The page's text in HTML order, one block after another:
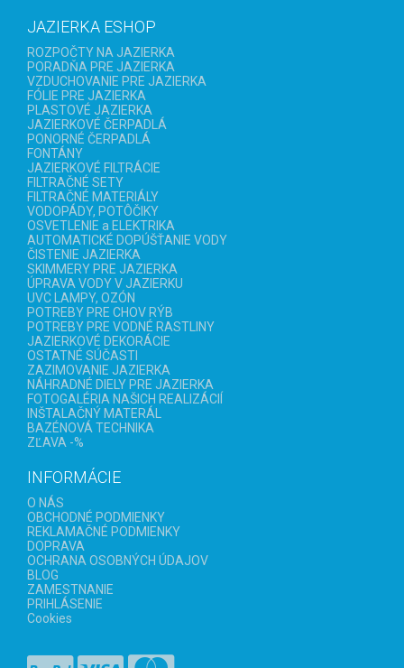
JAZIERKA ESHOP
ROZPOČTY NA JAZIERKA
PORADŇA PRE JAZIERKA
VZDUCHOVANIE PRE JAZIERKA
FÓLIE PRE JAZIERKA
PLASTOVÉ JAZIERKA
JAZIERKOVÉ ČERPADLÁ
PONORNÉ ČERPADLÁ
FONTÁNY
JAZIERKOVÉ FILTRÁCIE
FILTRAČNÉ SETY
FILTRAČNÉ MATERIÁLY
VODOPÁDY, POTÔČIKY
OSVETLENIE a ELEKTRIKA
AUTOMATICKÉ DOPÚŠŤANIE VODY
ČISTENIE JAZIERKA
SKIMMERY PRE JAZIERKA
ÚPRAVA VODY V JAZIERKU
UVC LAMPY, OZÓN
POTREBY PRE CHOV RÝB
POTREBY PRE VODNÉ RASTLINY
JAZIERKOVÉ DEKORÁCIE
OSTATNÉ SÚČASTI
ZAZIMOVANIE JAZIERKA
NÁHRADNÉ DIELY PRE JAZIERKA
FOTOGALÉRIA NAŠICH REALIZÁCIÍ
INŠTALAČNÝ MATERÁL
BAZÉNOVÁ TECHNIKA
ZĽAVA -%
INFORMÁCIE
O NÁS
OBCHODNÉ PODMIENKY
REKLAMAČNÉ PODMIENKY
DOPRAVA
OCHRANA OSOBNÝCH ÚDAJOV
BLOG
ZAMESTNANIE
PRIHLÁSENIE
Cookies